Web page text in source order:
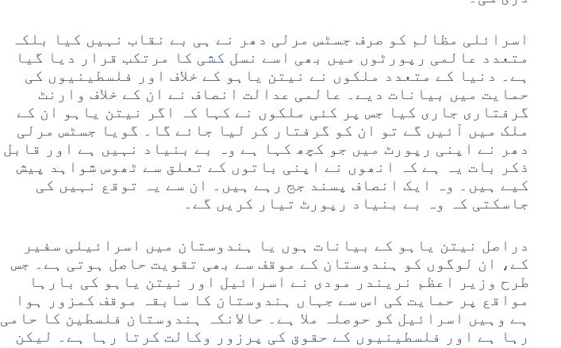
اسرائلی مظالم کو صرف جسٹس مرلی دھر نے ہی بے نقاب نہیں کیا بلکہ
متعدد عالمی رپورٹوں میں بھی اسے نسل کشی کا مرتکب قرار دیا گیا
ہے۔ دنیا کے متعدد ملکوں نے نیتن یاہو کے خلاف اور فلسطینیوں کی
حمایت میں بیانات دیے۔ عالمی عدالت انصاف نے ان کے خلاف وارنٹ
گرفتاری جاری کیا جس پر کئی ملکوں نے کہا کہ اگر نیتن یاہو ان کے
ملک میں آئیں گے تو ان کو گرفتار کر لیا جائے گا۔ گویا جسٹس مرلی
دھر نے اپنی رپورٹ میں جو کچھ کہا ہے وہ بے بنیاد نہیں ہے اور قابل
ذکر بات یہ ہے کہ انھوں نے اپنی باتوں کے تعلق سے ٹھوس شواہد پیش
کیے ہیں۔ وہ ایک انصاف پسند جج رہے ہیں۔ ان سے یہ توقع نہیں کی
جاسکتی کہ وہ بے بنیاد رپورٹ تیار کریں گے۔
دراصل نیتن یاہو کے بیانات ہوں یا ہندوستان میں اسرائیلی سفیر
کے، ان لوگوں کو ہندوستان کے موقف سے بھی تقویت حاصل ہوتی ہے۔ جس
طرح وزیر اعظم نریندر مودی نے اسرائیل اور نیتن یاہو کی بارہا
مواقع پر حمایت کی اس سے جہاں ہندوستان کا سابقہ موقف کمزور ہوا
ہے وہیں اسرائیل کو حوصلہ ملا ہے۔ حالانکہ ہندوستان فلسطین کا حامی
رہا ہے اور فلسطینیوں کے حقوق کی پرزور وکالت کرتا رہا ہے۔ لیکن